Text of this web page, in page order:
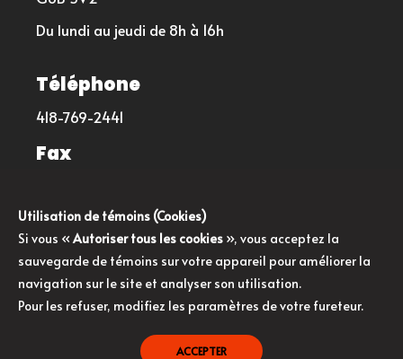
Du lundi au jeudi de 8h à 16h
Téléphone
418-769-2441
Fax
Courriel
info@saucesetmarinadesdg.com
Utilisation de témoins (Cookies)
Si vous «Autoriser tous les cookies », vous acceptez la
sauvegarde de témoins sur votre appareil pour améliorer la
navigation sur le site et analyser son utilisation.
Pour les refuser, modifiez les paramètres de votre fureteur.
ACCEPTER